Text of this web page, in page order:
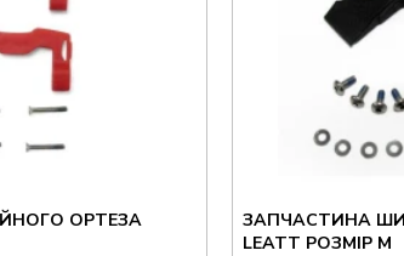
ОРТЕЗА
ЗАПЧАСТИНА
LEATT РОЗМІР M